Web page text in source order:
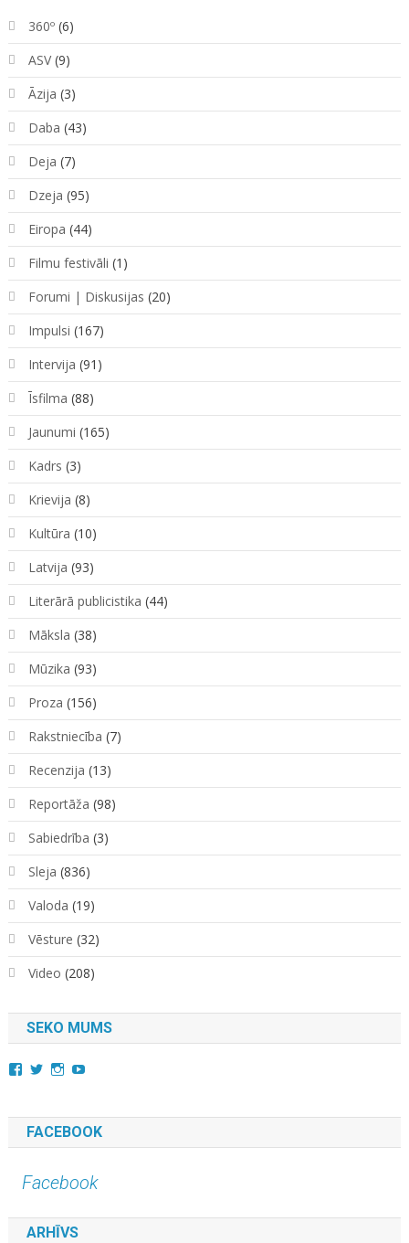
360º(6)
ASV(9)
Āzija (3)
Daba (43)
Deja (7)
Dzeja (95)
Eiropa (44)
Filmu festivāli (1)
Forumi | Diskusijas (20)
Impulsi (167)
Intervija (91)
Īsfilma (88)
Jaunumi (165)
Kadrs (3)
Krievija (8)
Kultūra (10)
Latvija (93)
Literārā publicistika (44)
Māksla (38)
Mūzika (93)
Proza (156)
Rakstniecība (7)
Recenzija (13)
Reportāža (98)
Sabiedrība (3)
Sleja (836)
Valoda (19)
Vēsture (32)
Video (208)
SEKO MUMS
View
Facebook
View
Twitter
View
Instagram
YouTube
FACEBOOK
Facebook
ARHĪVS